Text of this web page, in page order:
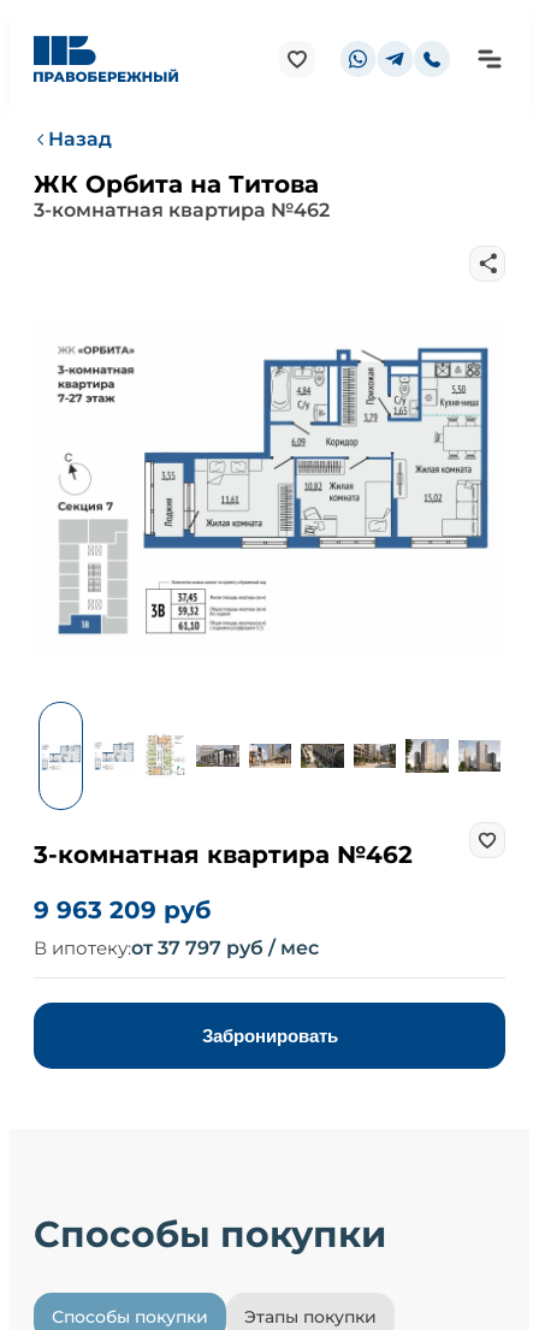
Назад
ЖК Орбита на Титова
3-комнатная квартира №462
3-комнатная квартира №462
9 963 209 руб
В ипотеку:от 37 797 руб / мес
Забронировать
Способы покупки
Способы покупки Этапы покупки